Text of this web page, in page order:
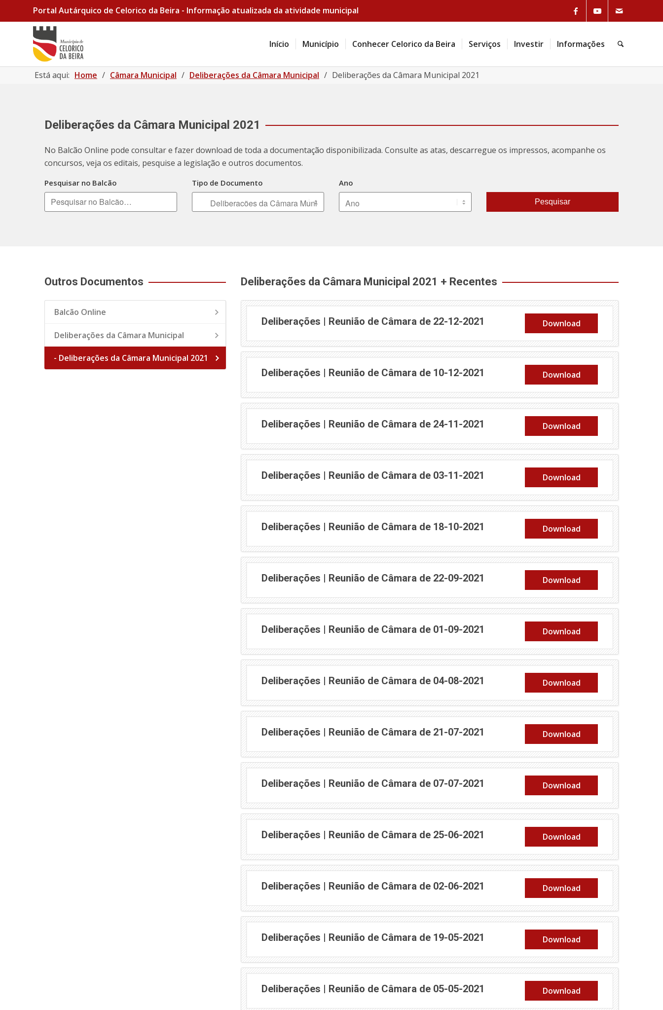
Portal Autárquico de Celorico da Beira - Informação atualizada da atividade municipal
Início Município Conhecer Celorico da Beira Serviços Investir Informações
Está aqui: Home / Câmara Municipal / Deliberações da Câmara Municipal / Deliberações da Câmara Municipal 2021
Deliberações da Câmara Municipal 2021
No Balcão Online pode consultar e fazer download de toda a documentação disponibilizada. Consulte as atas, descarregue os impressos, acompanhe os
concursos, veja os editais, pesquise a legislação e outros documentos.
Pesquisar no Balcão Tipo de Documento Ano
Pesquisar
Outros Documentos
Balcão Online
Deliberações da Câmara Municipal
- Deliberações da Câmara Municipal 2021
Deliberações da Câmara Municipal 2021 + Recentes
Deliberações | Reunião de Câmara de 22-12-2021 (abre em nova janela)
Download
Deliberações | Reunião de Câmara de 10-12-2021 (abre em nova janela)
Download
Deliberações | Reunião de Câmara de 24-11-2021 (abre em nova janela)
Download
Deliberações | Reunião de Câmara de 03-11-2021 (abre em nova janela)
Download
Deliberações | Reunião de Câmara de 18-10-2021 (abre em nova janela)
Download
Deliberações | Reunião de Câmara de 22-09-2021 (abre em nova janela)
Download
Deliberações | Reunião de Câmara de 01-09-2021 (abre em nova janela)
Download
Deliberações | Reunião de Câmara de 04-08-2021 (abre em nova janela)
Download
Deliberações | Reunião de Câmara de 21-07-2021 (abre em nova janela)
Download
Deliberações | Reunião de Câmara de 07-07-2021 (abre em nova janela)
Download
Deliberações | Reunião de Câmara de 25-06-2021 (abre em nova janela)
Download
Deliberações | Reunião de Câmara de 02-06-2021 (abre em nova janela)
Download
Deliberações | Reunião de Câmara de 19-05-2021 (abre em nova janela)
Download
Deliberações | Reunião de Câmara de 05-05-2021 (abre em nova janela)
Download